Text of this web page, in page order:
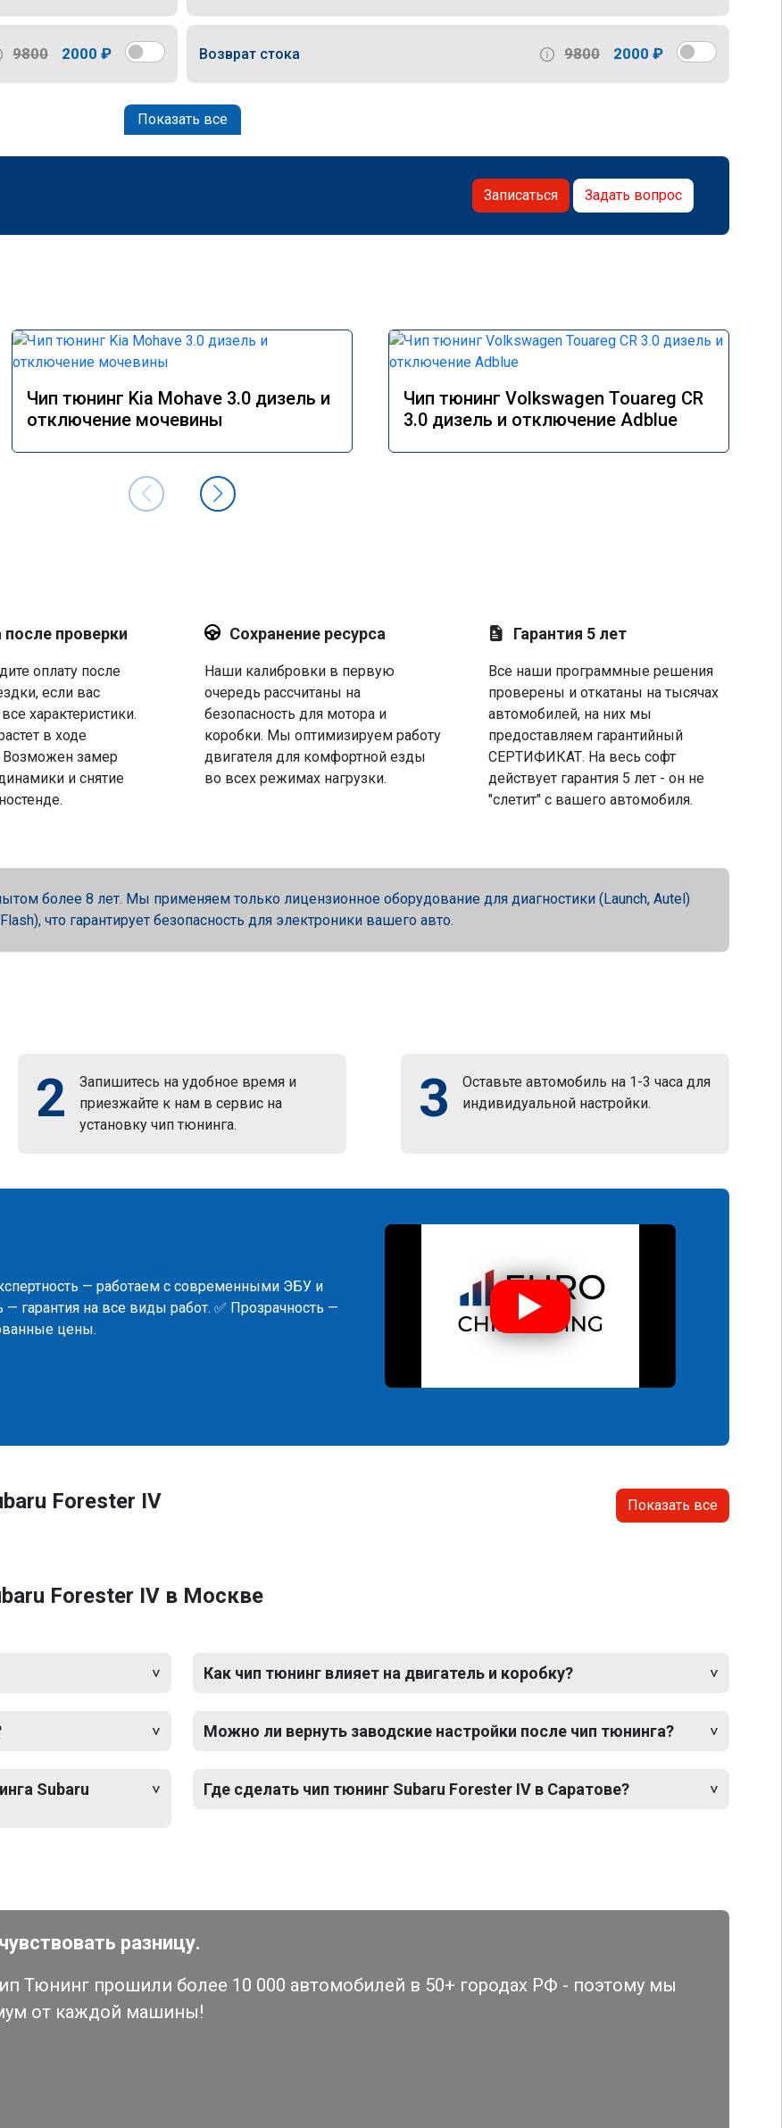
9800 2000 ₽ Возврат стока 9800 2000 ₽
Показать все
Записаться Задать вопрос
Чип тюнинг Kia Mohave 3.0 дизель и
отключение мочевины
Чип тюнинг Volkswagen Touareg CR
3.0 дизель и отключение Adblue
после проверки
оплату после
если вас
характеристики.
в ходе
замер
и снятие
Сохранение ресурса
Наши калибровки в первую
очередь рассчитаны на
безопасность для мотора и
коробки. Мы оптимизируем работу
двигателя для комфортной езды
во всех режимах нагрузки.
Гарантия 5 лет
Все наши программные решения
проверены и откатаны на тысячах
автомобилей, на них мы
предоставляем гарантийный
СЕРТИФИКАТ. На весь софт
действует гарантия 5 лет - он не
"слетит" с вашего автомобиля.
более 8 лет. Мы применяем только лицензионное оборудование для диагностики (Launch, Autel)
что гарантирует безопасность для электроники вашего авто.
2
Запишитесь на удобное время и
приезжайте к нам в сервис на
установку чип тюнинга.
3
Оставьте автомобиль на 1-3 часа для
индивидуальной настройки.
— работаем с современными ЭБУ и
гарантия на все виды работ. ✅ Прозрачность —
цены.
Forester IV Показать все
Forester IV в Москве
Subaru
Как чип тюнинг влияет на двигатель и коробку?
Можно ли вернуть заводские настройки после чип тюнинга?
Где сделать чип тюнинг Subaru Forester IV в Саратове?
разницу.
Тюнинг прошили более 10 000 автомобилей в 50+ городах РФ - поэтому мы
от каждой машины!